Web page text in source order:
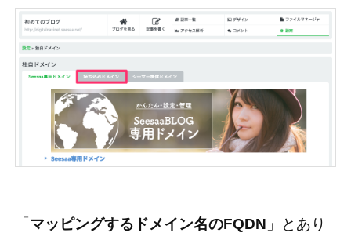
「 マッピングするドメイン名のFQDN 」とあり